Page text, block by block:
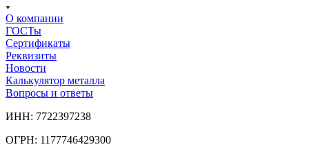
О компании
ГОСТы
Сертификаты
Реквизиты
Новости
Калькулятор металла
Вопросы и ответы
ИНН: 7722397238
ОГРН: 1177746429300